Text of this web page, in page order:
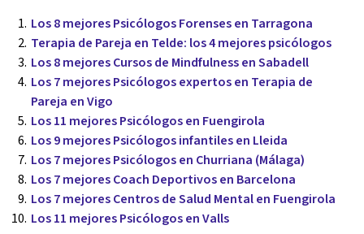
Los 8 mejores Psicólogos Forenses en Tarragona
Terapia de Pareja en Telde: los 4 mejores psicólogos
Los 8 mejores Cursos de Mindfulness en Sabadell
Los 7 mejores Psicólogos expertos en Terapia de
Pareja en Vigo
Los 11 mejores Psicólogos en Fuengirola
Los 9 mejores Psicólogos infantiles en Lleida
Los 7 mejores Psicólogos en Churriana (Málaga)
Los 7 mejores Coach Deportivos en Barcelona
Los 7 mejores Centros de Salud Mental en Fuengirola
Los 11 mejores Psicólogos en Valls